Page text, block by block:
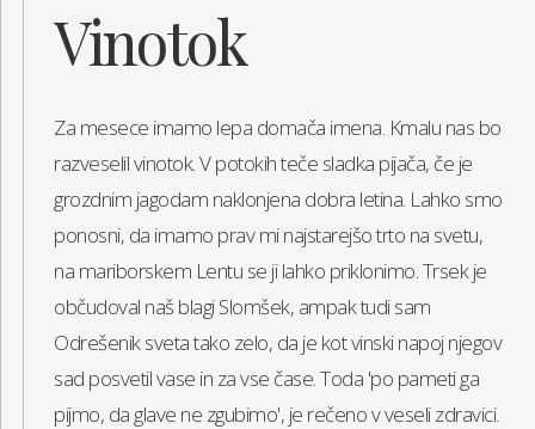
Vinotok
Za mesece imamo lepa domača imena. Kmalu nas bo
razveselil vinotok. V potokih teče sladka pijača, če je
grozdnim jagodam naklonjena dobra letina. Lahko smo
ponosni, da imamo prav mi najstarejšo trto na svetu,
na mariborskem Lentu se ji lahko priklonimo. Trsek je
občudoval naš blagi Slomšek, ampak tudi sam
Odrešenik sveta tako zelo, da je kot vinski napoj njegov
sad posvetil vase in za vse čase. Toda 'po pameti ga
pijmo, da glave ne zgubimo', je rečeno v veseli zdravici.